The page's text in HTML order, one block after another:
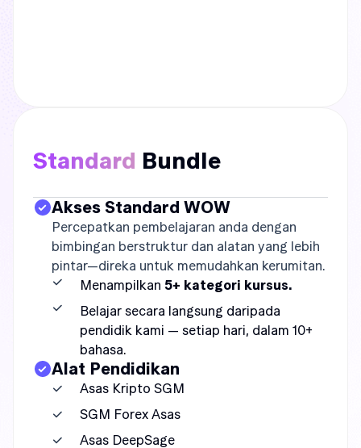
Standard Bundle
Akses Standard WOW
Percepatkan pembelajaran anda dengan
bimbingan berstruktur dan alatan yang lebih
pintar—direka untuk memudahkan kerumitan.
Menampilkan 5+ kategori kursus.
Belajar secara langsung daripada
pendidik kami — setiap hari, dalam 10+
bahasa.
Alat Pendidikan
Asas Kripto SGM
SGM Forex Asas
Asas DeepSage